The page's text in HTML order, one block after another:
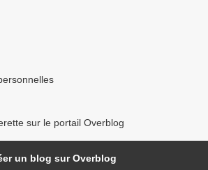
sur le portail Overblog
un blog sur Overblog